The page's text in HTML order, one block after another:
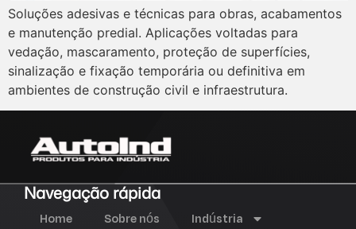
Soluções adesivas e técnicas para obras, acabamentos
e manutenção predial. Aplicações voltadas para
vedação, mascaramento, proteção de superfícies,
sinalização e fixação temporária ou definitiva em
ambientes de construção civil e infraestrutura.
Navegação rápida
Home Sobre nós Indústria